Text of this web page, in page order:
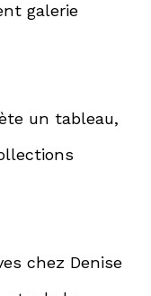
galerie
un tableau,
chez Denise